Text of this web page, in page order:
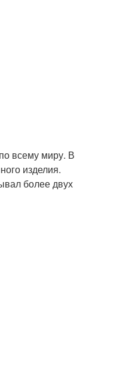
всему миру. В
изделия.
более двух